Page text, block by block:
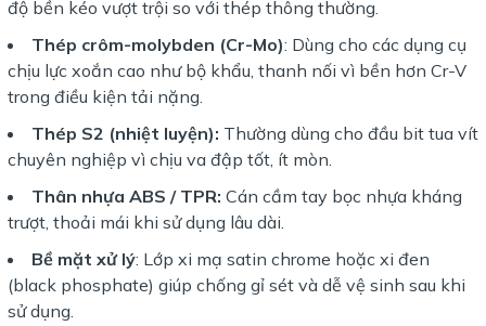
độ bền kéo vượt trội so với thép thông thường.
Thép crôm-molybden (Cr-Mo): Dùng cho các dụng cụ
chịu lực xoắn cao như bộ khẩu, thanh nối vì bền hơn Cr-V
trong điều kiện tải nặng.
Thép S2 (nhiệt luyện): Thường dùng cho đầu bit tua vít
chuyên nghiệp vì chịu va đập tốt, ít mòn.
Thân nhựa ABS / TPR: Cán cầm tay bọc nhựa kháng
trượt, thoải mái khi sử dụng lâu dài.
Bề mặt xử lý: Lớp xi mạ satin chrome hoặc xi đen
(black phosphate) giúp chống gỉ sét và dễ vệ sinh sau khi
sử dụng.